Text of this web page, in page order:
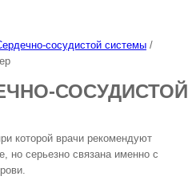
сосудистой системы /
СОСУДИСТОЙ
которой врачи рекомендуют
но серьезно связана именно с